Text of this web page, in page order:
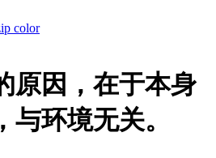
原因，在于本身
环境无关。